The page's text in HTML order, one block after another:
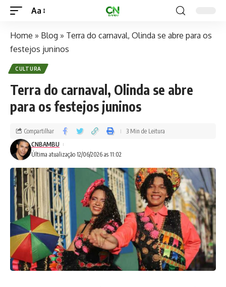
Aa
Home » Blog » Terra do carnaval, Olinda se abre para os
festejos juninos
CULTURA
Terra do carnaval, Olinda se abre
para os festejos juninos
Última atualização 12/06/2026 as 11:02
CNBAMBU
Compartilhar 3 Min de Leitura